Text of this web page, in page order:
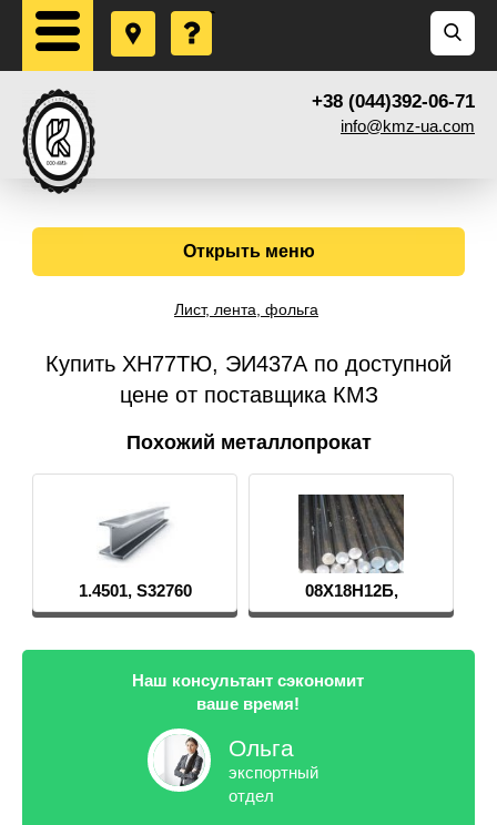
+38 (044)392-06-71
info@kmz-ua.com
Открыть меню
Лист, лента, фольга
Купить ХН77ТЮ, ЭИ437А по доступной
цене от поставщика КМЗ
Похожий металлопрокат
1.4501, S32760
08Х18Н12Б,
Св-07Х19Н10Б
Наш консультант сэкономит
ваше время!
Ольга
экспортный
отдел